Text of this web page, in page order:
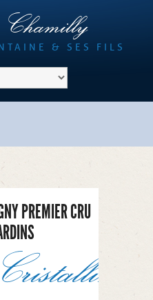
Chamilly
& SES FILS
PREMIER CRU
Cristallin